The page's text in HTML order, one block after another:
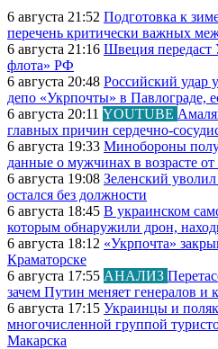
6 августа 21:52 Подготовка к
перечень критически важных
6 августа 21:16 Швеция передаст
флота» РФ
6 августа 20:48 Российский удар
депо «Укрпочты» в Павлограде,
6 августа 20:11 YOUTUBE
главных причин сердечно-
6 августа 19:33 Минобороны
данные о мужчинах в возрасте от
6 августа 19:08 Зеленский
остался без должности
6 августа 18:45 В украинском
которым обнаружили дрон,
6 августа 18:12 «Укрпочта»
Краматорске
6 августа 17:55 АНАЛИЗ
зачем Путин меняет генералов и
6 августа 17:15 Украинцы и
многочисленной группой
Макарска